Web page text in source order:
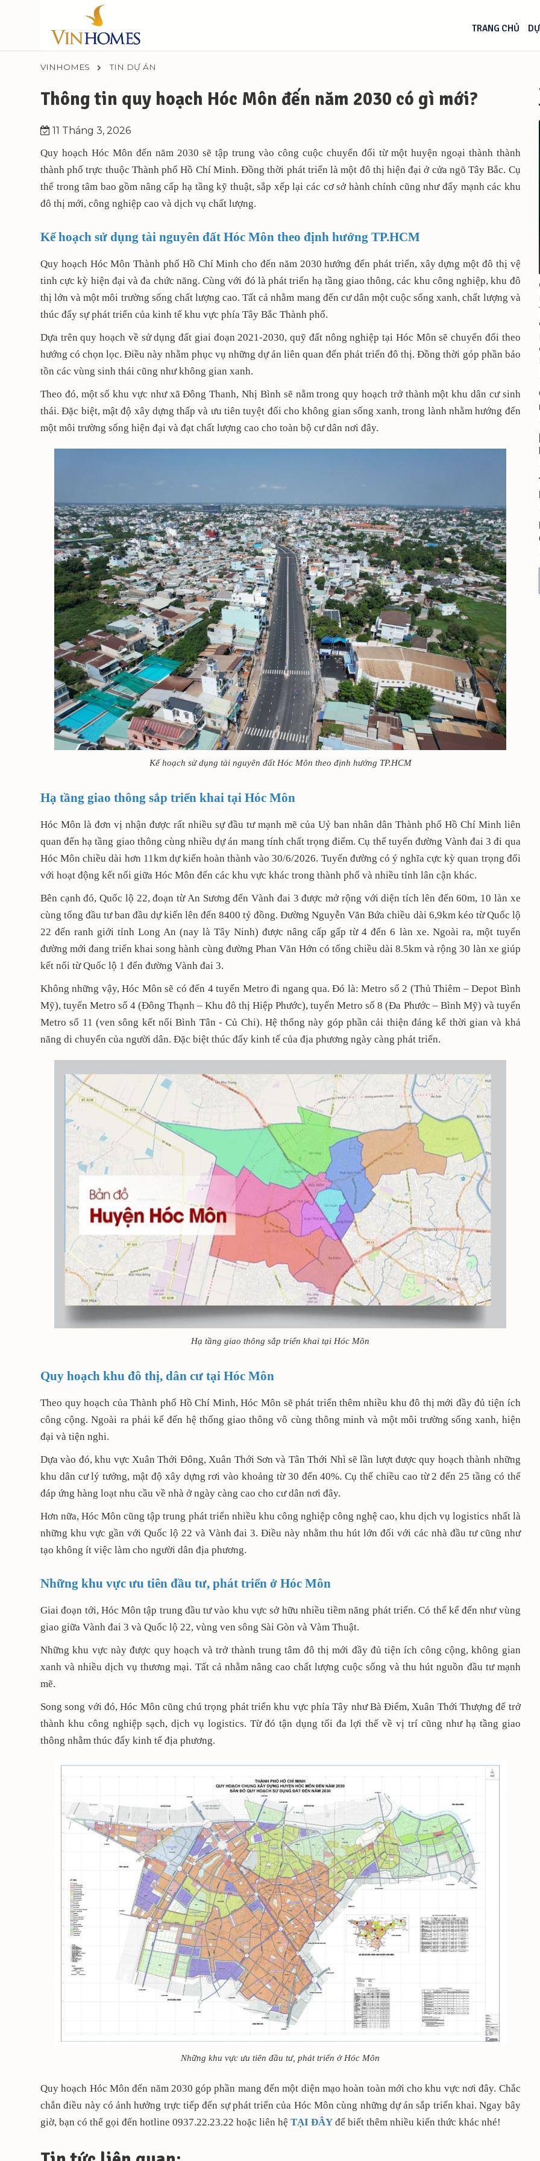
TRANG CHỦ
VINHOMES TIN DỰ ÁN
Thông tin quy hoạch Hóc Môn đến năm 2030 có gì mới?
11 Tháng 3, 2026
Quy hoạch Hóc Môn đến năm 2030 sẽ tập trung vào công cuộc chuyển đổi từ một huyện ngoại thành thành
thành phố trực thuộc Thành phố Hồ Chí Minh. Đồng thời phát triển là một đô thị hiện đại ở cửa ngõ Tây Bắc. Cụ
thể trong tâm bao gồm nâng cấp hạ tầng kỹ thuật, sắp xếp lại các cơ sở hành chính cũng như đẩy mạnh các khu
đô thị mới, công nghiệp cao và dịch vụ chất lượng.
Kế hoạch sử dụng tài nguyên đất Hóc Môn theo định hướng TP.HCM
Quy hoạch Hóc Môn Thành phố Hồ Chí Minh cho đến năm 2030 hướng đến phát triển, xây dựng một đô thị vệ
tinh cực kỳ hiện đại và đa chức năng. Cùng với đó là phát triển hạ tầng giao thông, các khu công nghiệp, khu đô
thị lớn và một môi trường sống chất lượng cao. Tất cả nhằm mang đến cư dân một cuộc sống xanh, chất lượng và
thúc đẩy sự phát triển của kinh tế khu vực phía Tây Bắc Thành phố.
Dựa trên quy hoạch về sử dụng đất giai đoạn 2021-2030, quỹ đất nông nghiệp tại Hóc Môn sẽ chuyển đổi theo
hướng có chọn lọc. Điều này nhằm phục vụ những dự án liên quan đến phát triển đô thị. Đồng thời góp phần bảo
tồn các vùng sinh thái cũng như không gian xanh.
Theo đó, một số khu vực như xã Đông Thanh, Nhị Bình sẽ nằm trong quy hoạch trở thành một khu dân cư sinh
thái. Đặc biệt, mật độ xây dựng thấp và ưu tiên tuyệt đối cho không gian sống xanh, trong lành nhằm hướng đến
một môi trường sống hiện đại và đạt chất lượng cao cho toàn bộ cư dân nơi đây.
Kế hoạch sử dụng tài nguyên đất Hóc Môn theo định hướng TP.HCM
Hạ tầng giao thông sắp triển khai tại Hóc Môn
Hóc Môn là đơn vị nhận được rất nhiều sự đầu tư mạnh mẽ của Uỷ ban nhân dân Thành phố Hồ Chí Minh liên
quan đến hạ tầng giao thông cùng nhiều dự án mang tính chất trọng điểm. Cụ thể tuyến đường Vành đai 3 đi qua
Hóc Môn chiều dài hơn 11km dự kiến hoàn thành vào 30/6/2026. Tuyến đường có ý nghĩa cực kỳ quan trọng đối
với hoạt động kết nối giữa Hóc Môn đến các khu vực khác trong thành phố và nhiều tỉnh lân cận khác.
Bên cạnh đó, Quốc lộ 22, đoạn từ An Sương đến Vành đai 3 được mở rộng với diện tích lên đến 60m, 10 làn xe
cùng tổng đầu tư ban đầu dự kiến lên đến 8400 tỷ đồng. Đường Nguyễn Văn Bứa chiều dài 6,9km kéo từ Quốc lộ
22 đến ranh giới tỉnh Long An (nay là Tây Ninh) được nâng cấp gấp từ 4 đến 6 làn xe. Ngoài ra, một tuyến
đường mới đang triển khai song hành cùng đường Phan Văn Hớn có tổng chiều dài 8.5km và rộng 30 làn xe giúp
kết nối từ Quốc lộ 1 đến đường Vành đai 3.
Không những vậy, Hóc Môn sẽ có đến 4 tuyến Metro đi ngang qua. Đó là: Metro số 2 (Thủ Thiêm – Depot Bình
Mỹ), tuyến Metro số 4 (Đông Thạnh – Khu đô thị Hiệp Phước), tuyến Metro số 8 (Đa Phước – Bình Mỹ) và tuyến
Metro số 11 (ven sông kết nối Bình Tân - Củ Chi). Hệ thống này góp phần cải thiện đáng kể thời gian và khả
năng di chuyển của người dân. Đặc biệt thúc đẩy kinh tế của địa phương ngày càng phát triển.
Hạ tầng giao thông sắp triển khai tại Hóc Môn
Quy hoạch khu đô thị, dân cư tại Hóc Môn
Theo quy hoạch của Thành phố Hồ Chí Minh, Hóc Môn sẽ phát triển thêm nhiều khu đô thị mới đầy đủ tiện ích
công cộng. Ngoài ra phải kể đến hệ thống giao thông vô cùng thông minh và một môi trường sống xanh, hiện
đại và tiện nghi.
Dựa vào đó, khu vực Xuân Thới Đông, Xuân Thới Sơn và Tân Thới Nhì sẽ lần lượt được quy hoạch thành những
khu dân cư lý tưởng, mật độ xây dựng rơi vào khoảng từ 30 đến 40%. Cụ thể chiều cao từ 2 đến 25 tầng có thể
đáp ứng hàng loạt nhu cầu về nhà ở ngày càng cao cho cư dân nơi đây.
Hơn nữa, Hóc Môn cũng tập trung phát triển nhiều khu công nghiệp công nghệ cao, khu dịch vụ logistics nhất là
những khu vực gần với Quốc lộ 22 và Vành đai 3. Điều này nhằm thu hút lớn đối với các nhà đầu tư cũng như
tạo không ít việc làm cho người dân địa phương.
Những khu vực ưu tiên đầu tư, phát triển ở Hóc Môn
Giai đoạn tới, Hóc Môn tập trung đầu tư vào khu vực sở hữu nhiều tiềm năng phát triển. Có thể kể đến như vùng
giao giữa Vành đai 3 và Quốc lộ 22, vùng ven sông Sài Gòn và Vàm Thuật.
Những khu vực này được quy hoạch và trở thành trung tâm đô thị mới đầy đủ tiện ích công cộng, không gian
xanh và nhiều dịch vụ thương mại. Tất cả nhằm nâng cao chất lượng cuộc sống và thu hút nguồn đầu tư mạnh
mẽ.
Song song với đó, Hóc Môn cũng chú trọng phát triển khu vực phía Tây như Bà Điểm, Xuân Thới Thượng để trở
thành khu công nghiệp sạch, dịch vụ logistics. Từ đó tận dụng tối đa lợi thế về vị trí cũng như hạ tầng giao
thông nhằm thúc đẩy kinh tế địa phương.
Những khu vực ưu tiên đầu tư, phát triển ở Hóc Môn
Quy hoạch Hóc Môn đến năm 2030 góp phần mang đến một diện mạo hoàn toàn mới cho khu vực nơi đây. Chắc
chắn điều này có ảnh hưởng trực tiếp đến sự phát triển của Hóc Môn cùng những dự án sắp triển khai. Ngay bây
giờ, bạn có thể gọi đến hotline 0937.22.23.22 hoặc liên hệ TẠI ĐÂY để biết thêm nhiều kiến thức khác nhé!